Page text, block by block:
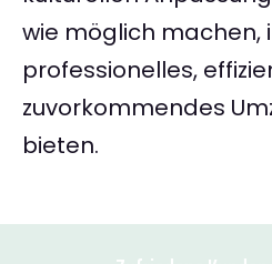
wie möglich machen,
professionelles,
zuvorkommendes
bieten.